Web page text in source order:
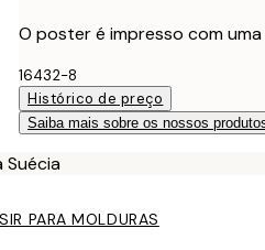
O poster é impresso com
16432-8
Histórico de preço
Saiba mais sobre os nossos
Suécia
IR PARA MOLDURAS